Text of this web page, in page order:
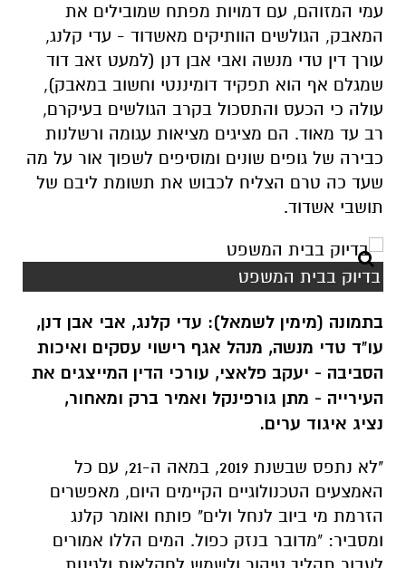
עמי המזוהם, עם דמויות מפתח שמובילים את
המאבק, הגולשים הוותיקים מאשדוד - עדי קלנג,
עורך דין טדי מנשה ואבי אבן דנן (למעט זאב דוד
שמגלם אף הוא תפקיד דומיננטי וחשוב במאבק),
עולה כי הכעס והתסכול בקרב הגולשים בעיקרם,
רב עד מאוד. הם מציגים מציאות עגומה ורשלנות
כבירה של גופים שונים ומוסיפים לשפוך אור על מה
שעד כה טרם הצליח לכבוש את תשומת ליבם של
תושבי אשדוד.
בדיוק בבית המשפט
בתמונה (מימין לשמאל): עדי קלנג, אבי אבן דנן,
עו"ד טדי מנשה, מנהל אגף רישוי עסקים ואיכות
הסביבה - יעקב פלאצי, עורכי הדין המייצגים את
העירייה - מתן גורפינקל ואמיר ברק ומאחור,
נציג איגוד ערים.
"לא נתפס שבשנת 2019, במאה ה-21, עם כל
האמצעים הטכנולוגיים הקיימים היום, מאפשרים
הזרמת מי ביוב לנחל ולים" פותח ואומר קלנג
ומסביר: "מדובר בנזק כפול. המים הללו אמורים